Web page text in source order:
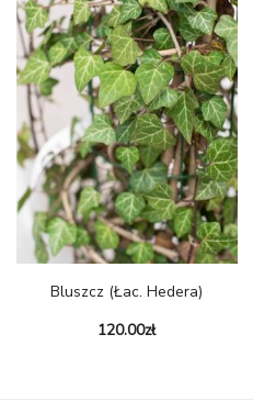
Bluszcz (łac. Hedera)
120.00zł